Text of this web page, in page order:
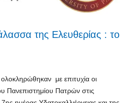
της Ελευθερίας : το
με επιτυχία οι
Πανεπιστημίου Πατρών στις